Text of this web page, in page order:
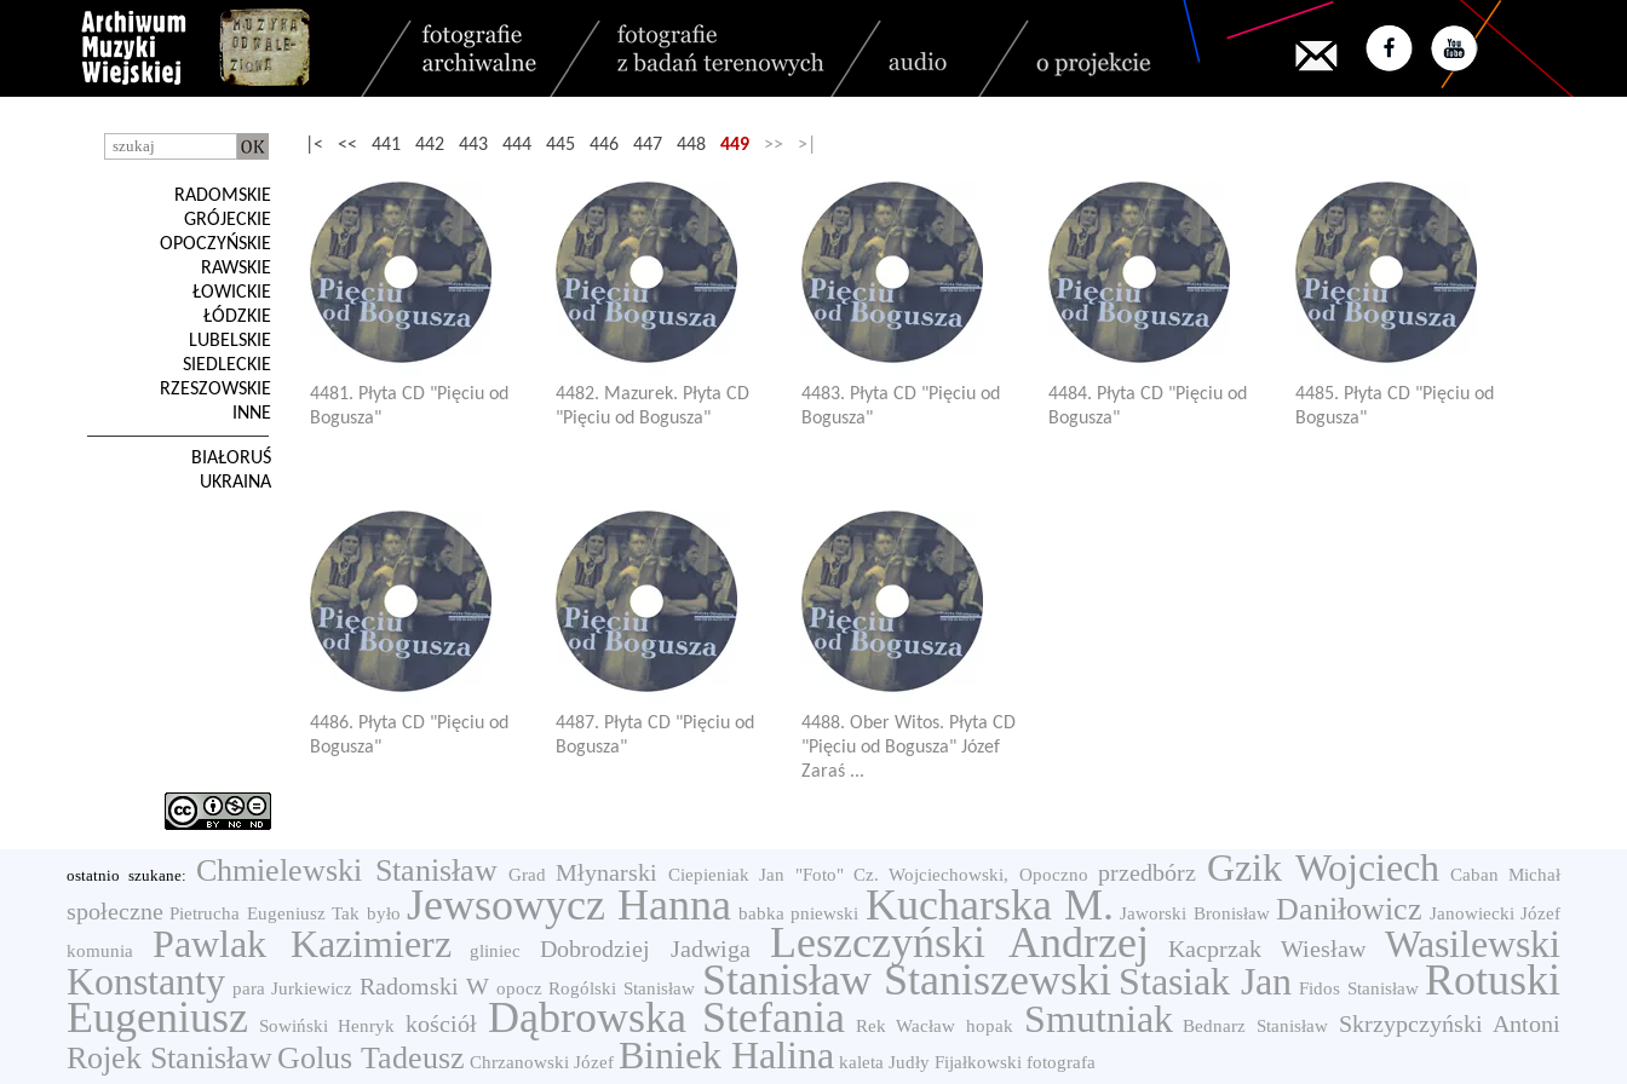
RADOMSKIE
GRÓJECKIE
OPOCZYŃSKIE
RAWSKIE
ŁOWICKIE
ŁÓDZKIE
LUBELSKIE
SIEDLECKIE
RZESZOWSKIE
INNE
BIAŁORUŚ
UKRAINA
|< << 441 442 443 444 445 446 447 448 449 >> >|
4481. Płyta CD "Pięciu od
Bogusza"
4482. Mazurek. Płyta CD
"Pięciu od Bogusza"
4483. Płyta CD "Pięciu od
Bogusza"
4484. Płyta CD "Pięciu od
Bogusza"
4485. Płyta CD "Pięciu od
Bogusza"
4486. Płyta CD "Pięciu od
Bogusza"
4487. Płyta CD "Pięciu od
Bogusza"
4488. Ober Witos. Płyta CD
"Pięciu od Bogusza" Józef
Zaraś ...
ostatnio szukane: Chmielewski Stanisław Grad Młynarski Ciepieniak Jan "Foto" Cz. Wojciechowski, Opoczno przedbórz Gzik Wojciech Caban Michał
społeczne Pietrucha Eugeniusz Tak było Jewsowycz Hanna babka pniewski Kucharska M. Jaworski Bronisław Daniłowicz Janowiecki Józef
komunia
Pawlak Kazimierz gliniec Dobrodziej Jadwiga Leszczyński Andrzej Kacprzak Wiesław
Wasilewski
Konstanty para Jurkiewicz Radomski W opocz Rogólski Stanisław Stanisław Staniszewski Stasiak Jan Fidos Stanisław Rotuski
Eugeniusz Sowiński Henryk kościół Dąbrowska Stefania Rek Wacław hopak Smutniak Bednarz Stanisław Skrzypczyński Antoni
Rojek StanisławGolus Tadeusz Chrzanowski Józef Biniek Halina kaleta Judły Fijałkowski fotografa